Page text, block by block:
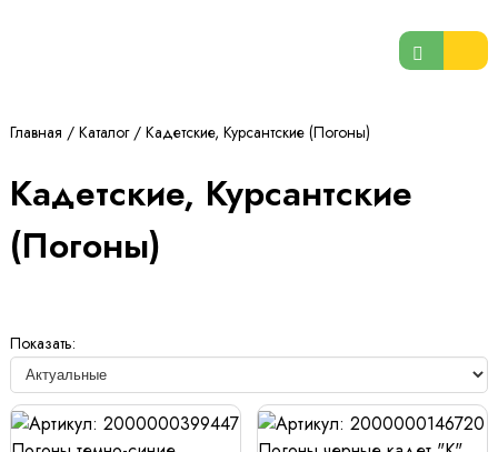
Главная / Каталог / Кадетские, Курсантские (Погоны)
Кадетские, Курсантские
(Погоны)
Показать: